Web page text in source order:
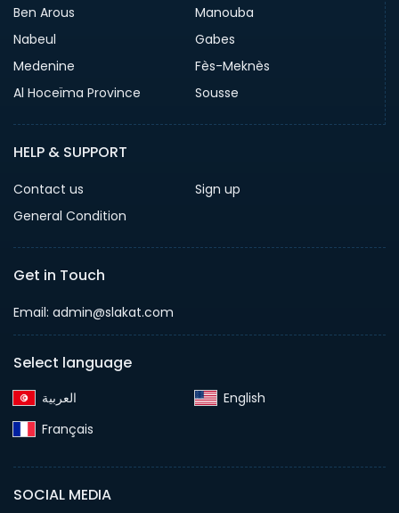
Ben Arous
Manouba
Nabeul
Gabes
Medenine
Fès-Meknès
Al Hoceïma Province
Sousse
HELP & SUPPORT
Contact us
Sign up
General Condition
Get in Touch
Email: admin@slakat.com
Select language
English‎
Français‎
SOCIAL MEDIA